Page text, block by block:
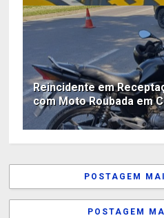
Reincidente em
com Moto Roubada em
POSTAGEM
POSTAGEM